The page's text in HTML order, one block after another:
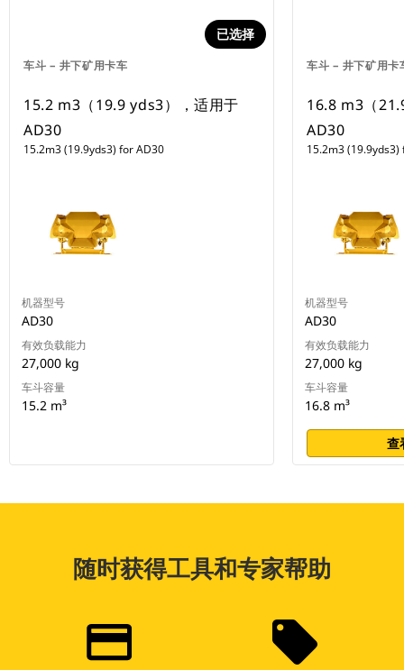
车斗 – 井下矿用卡车
已选择
15.2 m3（19.9 yds3），适用于
AD30
15.2m3 (19.9yds3) for AD30
机器型号
AD30
有效负载能力
27,000 kg
车斗容量
15.2 m³
车斗 – 井下矿用卡
16.8 m3（
AD30
15.2m3 (19.9yds3)
机器型号
AD30
有效负载能力
27,000 kg
车斗容量
16.8 m³
查
随时获得工具和专家帮助